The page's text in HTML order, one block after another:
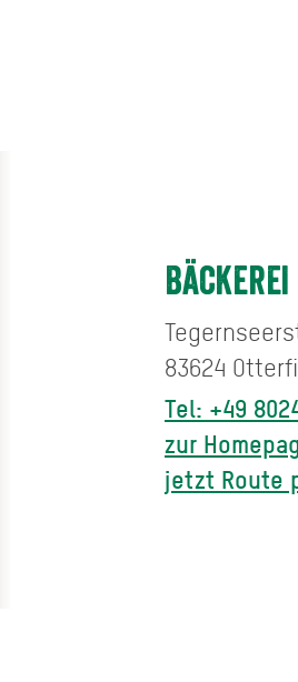
83624
Tel: +49
zur
jetzt Route